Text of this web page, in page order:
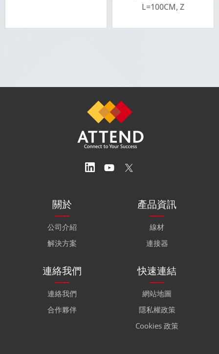
L=100CM, Z
關於
公司介紹
解決方案
產品資訊
線材
連接器
連絡我們
連絡我們
合作夥伴
快速連結
網站地圖
隱私權政策
Cookies 政策